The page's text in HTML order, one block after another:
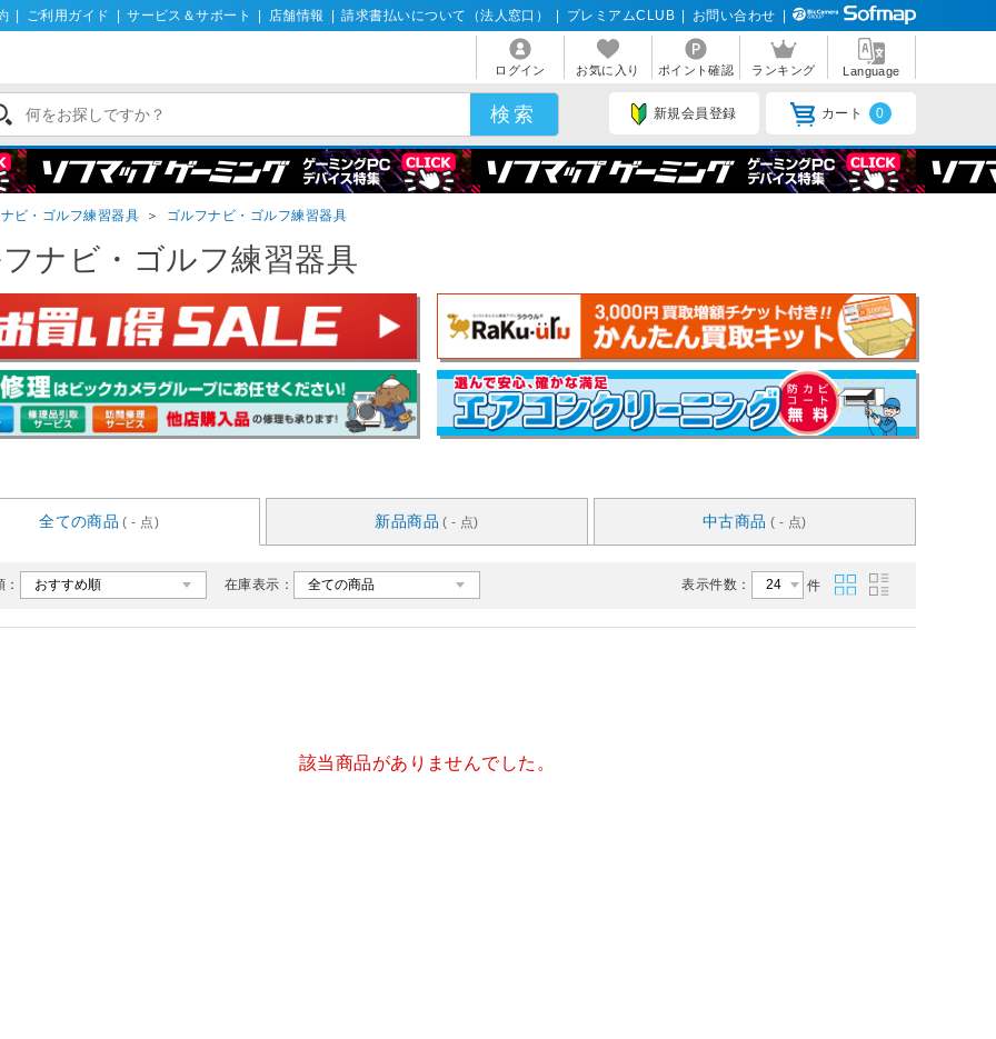
ご利用ガイド サービス＆サポート 店舗情報 請求書払いについて（法人窓口） プレミアムCLUB お問い合わせ
ログイン お気に入り ポイント確認 ランキング Language
新規会員登録 カート 0
ビ・ゴルフ練習器具 ＞ ゴルフナビ・ゴルフ練習器具
ナビ・ゴルフ練習器具
全ての商品 ( - 点) 新品商品 ( - 点) 中古商品 ( - 点)
在庫表示： 表示件数： 件
該当商品がありませんでした。